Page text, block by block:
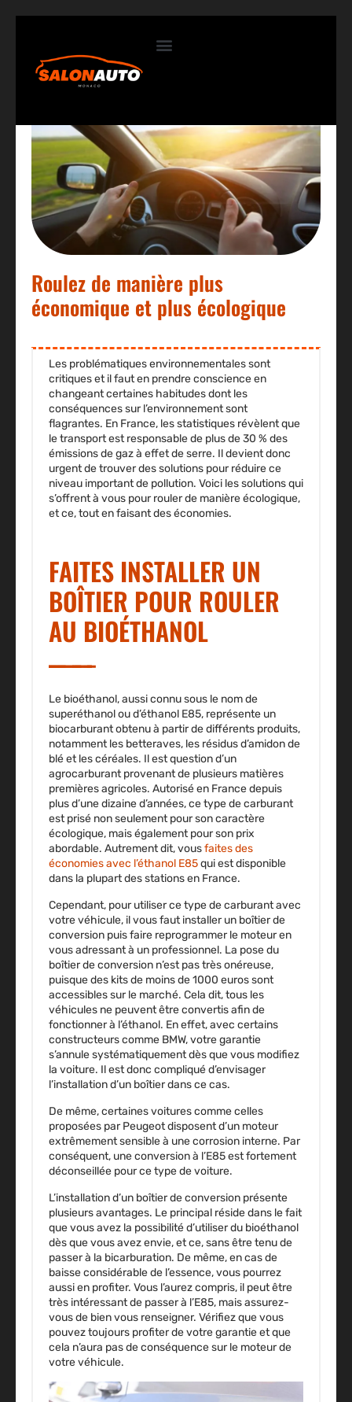
Roulez de manière plus
économique et plus écologique
Les problématiques environnementales sont
critiques et il faut en prendre conscience en
changeant certaines habitudes dont les
conséquences sur l’environnement sont
flagrantes. En France, les statistiques révèlent que
le transport est responsable de plus de 30 % des
émissions de gaz à effet de serre. Il devient donc
urgent de trouver des solutions pour réduire ce
niveau important de pollution. Voici les solutions qui
s’offrent à vous pour rouler de manière écologique,
et ce, tout en faisant des économies.
FAITES INSTALLER UN
BOÎTIER POUR ROULER
AU BIOÉTHANOL
Le bioéthanol, aussi connu sous le nom de
superéthanol ou d’éthanol E85, représente un
biocarburant obtenu à partir de différents produits,
notamment les betteraves, les résidus d’amidon de
blé et les céréales. Il est question d’un
agrocarburant provenant de plusieurs matières
premières agricoles. Autorisé en France depuis
plus d’une dizaine d’années, ce type de carburant
est prisé non seulement pour son caractère
écologique, mais également pour son prix
abordable. Autrement dit, vousfaites des
économies avec l’éthanol E85qui est disponible
dans la plupart des stations en France.
Cependant, pour utiliser ce type de carburant avec
votre véhicule, il vous faut installerun boîtier de
conversion puis faire reprogrammer le moteuren
vous adressant à un professionnel. La pose du
boîtier de conversion n’est pas très onéreuse,
puisque des kits de moins de 1000 euros sont
accessibles sur le marché. Cela dit, tous les
véhicules ne peuvent être convertis afin de
fonctionner à l’éthanol. En effet, avec certains
constructeurs comme BMW, votre garantie
s’annule systématiquement dès que vous modifiez
la voiture. Il est donc compliqué d’envisager
l’installation d’un boîtier dans ce cas.
De même, certaines voitures comme celles
proposées par Peugeot disposent d’un moteur
extrêmement sensible à une corrosion interne. Par
conséquent, une conversion à l’E85 est fortement
déconseillée pour ce type de voiture.
L’installation d’un boîtier de conversion présente
plusieurs avantages. Le principal réside dans le fait
que vous avez la possibilité d’utiliser du bioéthanol
dès que vous avez envie, et ce, sans être tenu de
passer à la bicarburation. De même, en cas de
baisse considérable de l’essence, vous pourrez
aussi en profiter. Vous l’aurez compris, il peut être
très intéressant de passer à l’E85, mais assurez-
vous de bien vous renseigner. Vérifiez que vous
pouvez toujours profiter de votre garantie et que
cela n’aura pas de conséquence sur le moteur de
votre véhicule.